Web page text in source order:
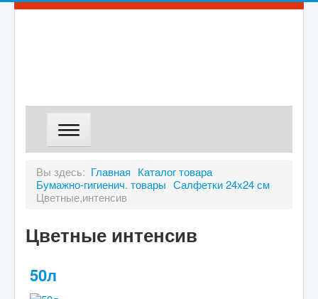
МАГАЗИН
О КОМПАНИИ
Вы здесь: Главная Каталог товара
Бумажно-гигиенич. товары Салфетки 24х24 см
Цветные,интенсив
Цветные интенсив
50л